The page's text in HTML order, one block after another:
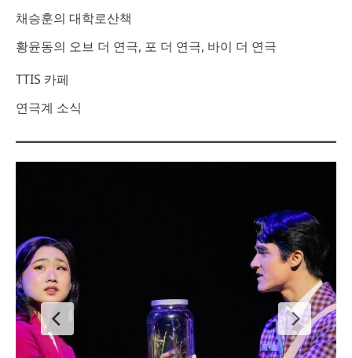
채승훈의 대학로산책
황윤동의 오브 더 연극, 포 더 연극, 바이 더 연극
TTIS 카페
연극계 소식